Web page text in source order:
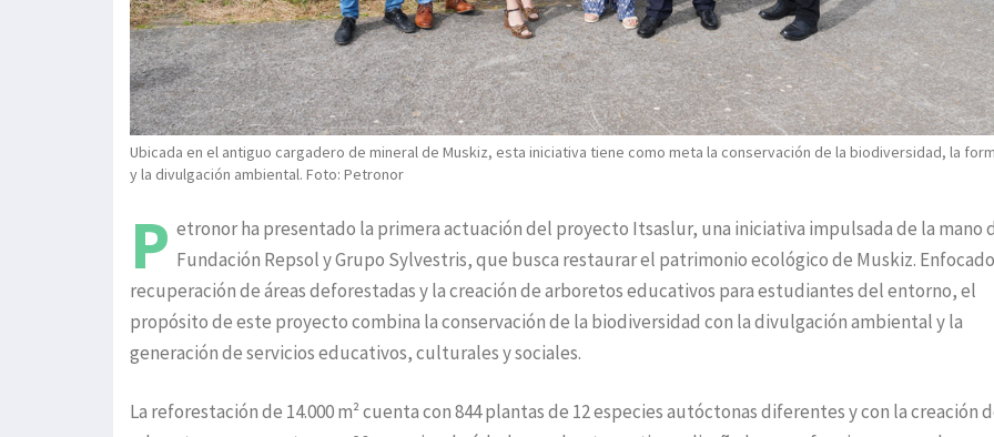
Ubicada en el antiguo cargadero de mineral de Muskiz, esta iniciativa tiene como meta la conservación de la biodiversidad, la
y la divulgación ambiental. Foto: Petronor
P etronor ha presentado la primera actuación del proyecto Itsaslur, una iniciativa impulsada de la mano
Fundación Repsol y Grupo Sylvestris, que busca restaurar el patrimonio ecológico de Muskiz.
recuperación de áreas deforestadas y la creación de arboretos educativos para estudiantes del entorno, el
propósito de este proyecto combina la conservación de la biodiversidad con la divulgación ambiental y la
generación de servicios educativos, culturales y sociales.
La reforestación de 14.000 m² cuenta con 844 plantas de 12 especies autóctonas diferentes y con la creación